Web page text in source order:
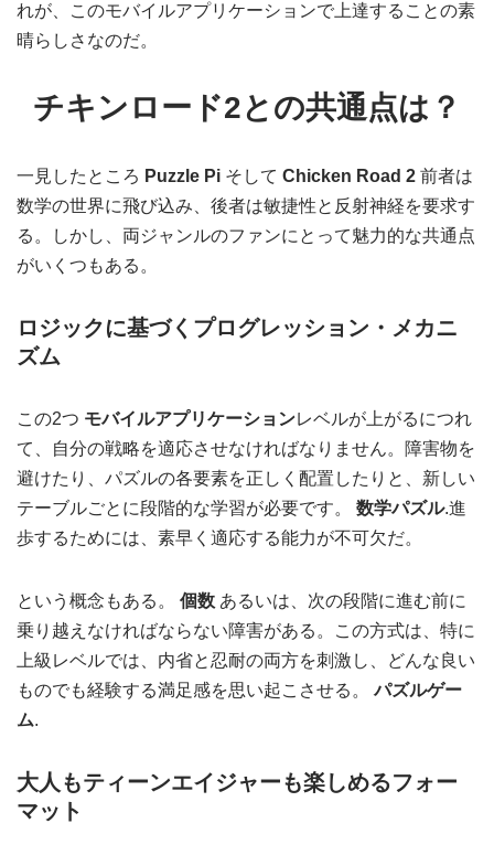
れが、このモバイルアプリケーションで上達することの素
晴らしさなのだ。
チキンロード2との共通点は？
一見したところ Puzzle Pi そして Chicken Road 2 前者は
数学の世界に飛び込み、後者は敏捷性と反射神経を要求す
る。しかし、両ジャンルのファンにとって魅力的な共通点
がいくつもある。
ロジックに基づくプログレッション・メカニ
ズム
この2つ モバイルアプリケーションレベルが上がるにつれ
て、自分の戦略を適応させなければなりません。障害物を
避けたり、パズルの各要素を正しく配置したりと、新しい
テーブルごとに段階的な学習が必要です。 数学パズル.進
歩するためには、素早く適応する能力が不可欠だ。
という概念もある。 個数 あるいは、次の段階に進む前に
乗り越えなければならない障害がある。この方式は、特に
上級レベルでは、内省と忍耐の両方を刺激し、どんな良い
ものでも経験する満足感を思い起こさせる。パズルゲー
ム.
大人もティーンエイジャーも楽しめるフォー
マット